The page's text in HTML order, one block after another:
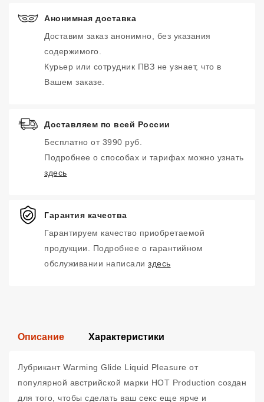
Анонимная доставка
Доставим заказ анонимно, без указания
содержимого.
Курьер или сотрудник ПВЗ не узнает, что в
Вашем заказе.
Доставляем по всей России
Бесплатно от 3990 руб.
Подробнее о способах и тарифах можно узнать
здесь
Гарантия качества
Гарантируем качество приобретаемой
продукции. Подробнее о гарантийном
обслуживании написали здесь
Описание Характеристики
Лубрикант Warming Glide Liquid Pleasure от
популярной австрийской марки HOT Production создан
для того, чтобы сделать ваш секс еще ярче и